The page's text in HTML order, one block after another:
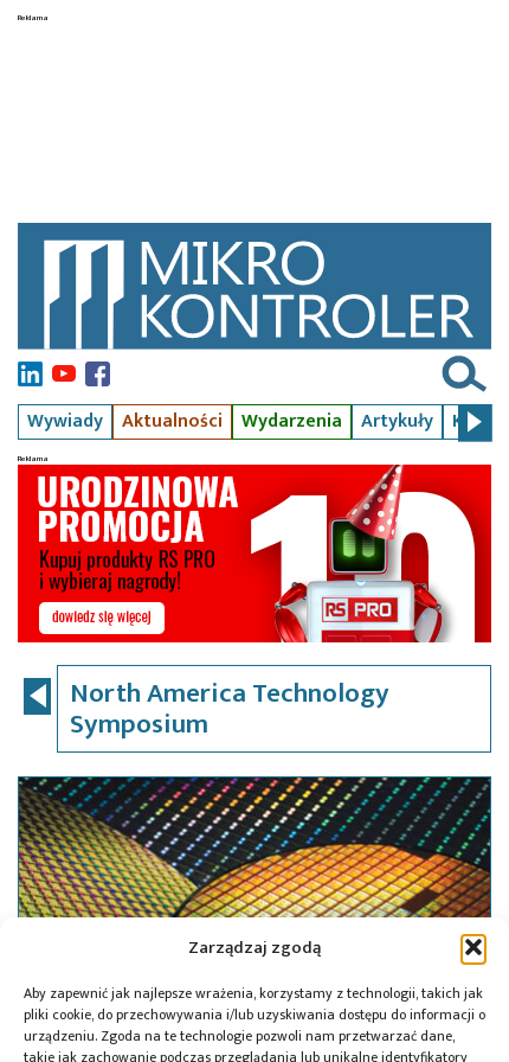
Zarządzaj zgodą
Aby zapewnić jak najlepsze wrażenia, korzystamy z technologii, takich jak
pliki cookie, do przechowywania i/lub uzyskiwania dostępu do informacji o
urządzeniu. Zgoda na te technologie pozwoli nam przetwarzać dane,
takie jak zachowanie podczas przeglądania lub unikalne identyfikatory
Wywiady Aktualności Wydarzenia Artykuły Kursy
North America Technology
Symposium